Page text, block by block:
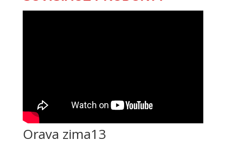
Orava zima13